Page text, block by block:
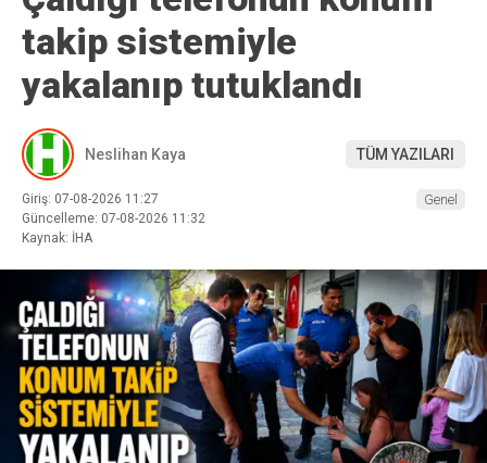
takip sistemiyle
yakalanıp tutuklandı
Neslihan Kaya TÜM YAZILARI
Giriş: 07-08-2026 11:27
Güncelleme: 07-08-2026 11:32
Kaynak: İHA
Genel